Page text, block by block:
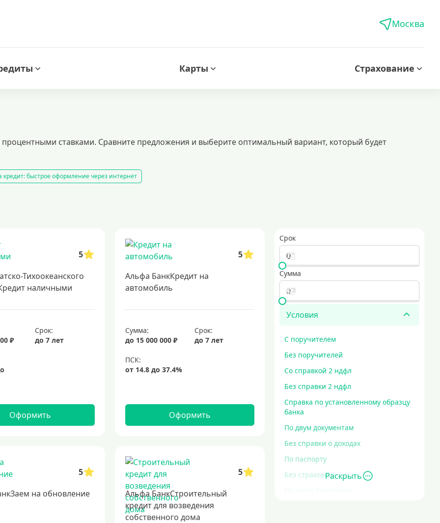
Москва
Карты Страхование
ставками. Сравните предложения и выберите оптимальный вариант, который будет
кредит: быстрое оформление через интернет
выгодными условиями.
минимальными ставками подача заявки на кредит в несколько банков одновременно
образовательные кредиты
оформления. возможность финансирования на всех этапах возведения дома, включая покупку участка и закупку материалов. гибкие сроки и
кредиты на 5 лет потребительские кредиты
заем наличными для любых нужд
Срок
Сумма
Условия
С поручителем
Без поручителей
Со справкой 2 ндфл
Без справки 2 ндфл
Справка по установленному образцу
банка
По двум документам
Без справки о доходах
По паспорту
Без страховки
На карту без отказа
Раскрыть
5
Тихоокеанского
наличными
₽
Срок:
до 7 лет
Оформить
5
Альфа БанкКредит на
автомобиль
Сумма:
до 15 000 000 ₽
Срок:
до 7 лет
Оформить
5
на обновление
5
Альфа БанкСтроительный
кредит для возведения
собственного дома